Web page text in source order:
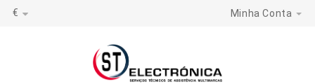
€ Minha Conta